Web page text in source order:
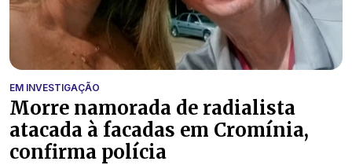
EM INVESTIGAÇÃO
Morre namorada de radialista
atacada à facadas em Cromínia,
confirma polícia